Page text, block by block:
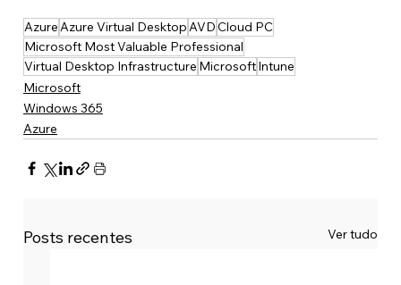
AzureAzure Virtual DesktopAVDCloud PC
Microsoft Most Valuable Professional
Virtual Desktop Infrastructure MicrosoftIntune
Microsoft
Windows 365
Azure
Posts recentes Ver tudo